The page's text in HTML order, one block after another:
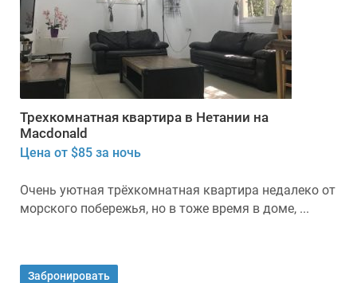
Трехкомнатная квартира в Нетании на
Macdonald
Цена от $85 за ночь
Очень уютная трёхкомнатная квартира недалеко от
морского побережья, но в тоже время в доме, ...
Забронировать